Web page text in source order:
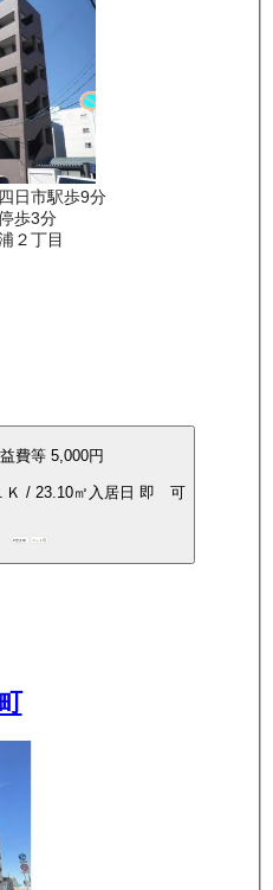
日市駅歩9分
歩3分
２丁目
費等 5,000円
Ｋ / 23.10㎡ 入居日 即 可
P空き有 ペット可